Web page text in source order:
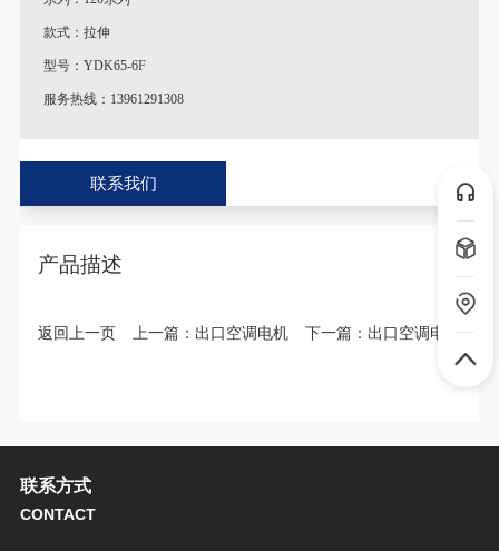
款式：拉伸
型号：YDK65-6F
服务热线：13961291308
特别说明：产品图片以及参数跟实际产品略有差异。
♦
定制说明：一切规格按照客户实际情况或考察后量身定制，支持
库存配送：有货，全国送货保障！
联系我们
产品描述
返回上一页 上一篇： 出口空调电机 下一篇： 出口空调电机
联系方式
CONTACT